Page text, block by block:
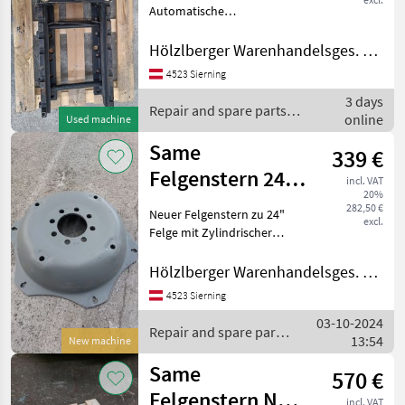
MARKETPLACE
Marketplace
Dealer
offers
Classifieds
Used machine
Automatische
Walterscheid mit Schlitten
passend zu Same Explorer
und Antares. Lochbild
parts T
Hölzlberger Warenhandelsges. m. b. H.
4523 Sierning
Repair and spare parts /
Same
3 days
online
New machine
Same
Felgenstern 24"
NEU
339 €
incl. VAT
20%
282,50 €
excl.
Neuer Felgenstern zu 24"
Felge mit Zylindrischer
mm Mittelbohrung 110mm
Passend zu Same,
Lamborghini, Deutz-Fahr,
Hölzlberger Warenhandelsges. m. b. H.
4523 Sierning
Repair and spare parts
/ Same
03-10-2024
13:54
Same
570 €
incl. VAT